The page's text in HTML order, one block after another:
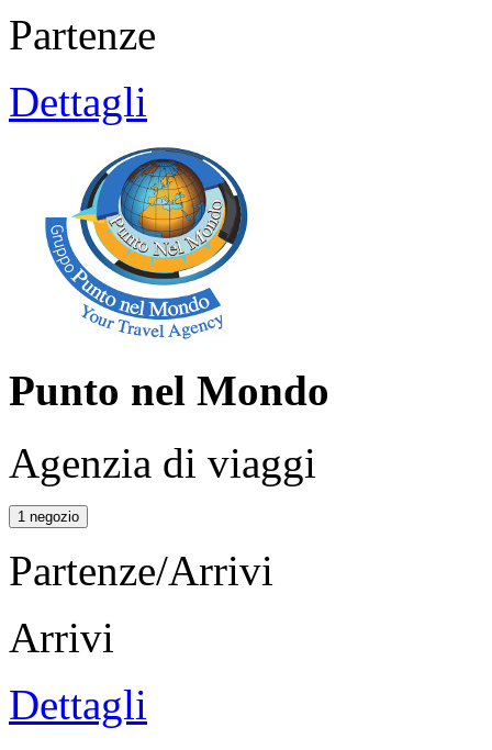
Partenze
Dettagli
Punto nel Mondo
Agenzia di viaggi
1 negozio
Partenze/Arrivi
Arrivi
Dettagli